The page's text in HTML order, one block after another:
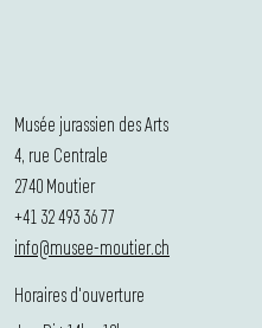
Musée jurassien des Arts
4, rue Centrale
2740 Moutier
+41 32 493 36 77
info@musee-moutier.ch
Horaires d'ouverture